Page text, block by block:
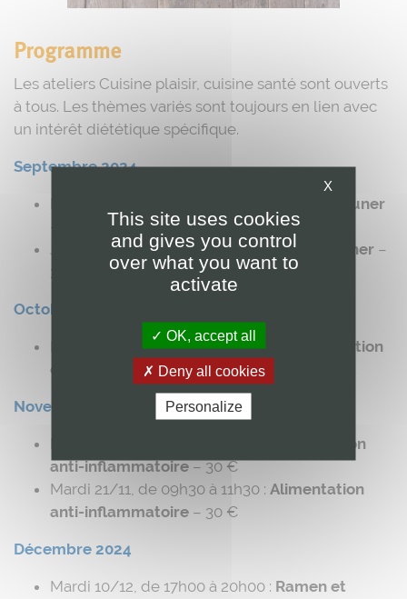
Programme
Les ateliers Cuisine plaisir, cuisine santé sont ouverts
à tous. Les thèmes variés sont toujours en lien avec
un intérêt diététique spécifique.
Septembre 2024
Petit-déjeuner
– 30 €
Jeudi 26/09, de 9h30 à 11h30 : Petit-déjeuner –
30 €
Octobre 2024
Mercredi 02/10, de 3h30 à 11h30 :
Alimentation
et diabète
– 30 €
Novembre 2024
Alimentation
anti-inflammatoire– 30 €
Mardi 21/11, de 09h30 à 11h30 : Alimentation
anti-inflammatoire – 30 €
Décembre 2024
Mardi 10/12, de 17h00 à 20h00 : Ramen et
X
This site uses cookies
and gives you control
over what you want to
activate
OK, accept all
Deny all cookies
Personalize